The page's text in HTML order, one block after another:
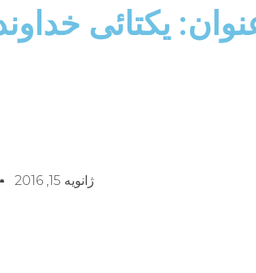
يكتائى
ژانویه 15, 2016